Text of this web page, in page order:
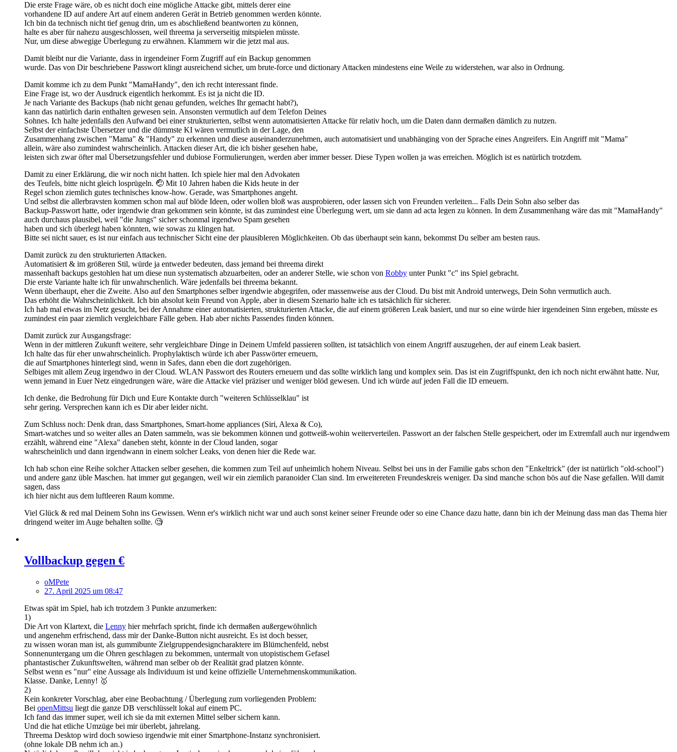
Die erste Frage wäre, ob es nicht doch eine mögliche Attacke gibt, mittels derer eine
vorhandene ID auf andere Art auf einem anderen Gerät in Betrieb genommen werden könnte.
Ich bin da technisch nicht tief genug drin, um es abschließend beantworten zu können,
halte es aber für nahezu ausgeschlossen, weil threema ja serverseitig mitspielen müsste.
Nur, um diese abwegige Überlegung zu erwähnen. Klammern wir die jetzt mal aus.
Damit bleibt nur die Variante, dass in irgendeiner Form Zugriff auf ein Backup genommen
wurde. Das von Dir beschriebene Passwort klingt ausreichend sicher, um brute-force und dictionary Attacken mindestens eine Weile zu widerstehen, war also in Ordnung.
Damit komme ich zu dem Punkt "MamaHandy", den ich recht interessant finde.
Eine Frage ist, wo der Ausdruck eigentlich herkommt. Es ist ja nicht die ID.
Je nach Variante des Backups (hab nicht genau gefunden, welches Ihr gemacht habt?),
kann das natürlich darin enthalten gewesen sein. Ansonsten vermutlich auf dem Telefon Deines
Sohnes. Ich halte jedenfalls den Aufwand bei einer strukturierten, selbst wenn automatisierten Attacke für relativ hoch, um die Daten dann dermaßen dämlich zu nutzen.
Selbst der einfachste Übersetzer und die dümmste KI wären vermutlich in der Lage, den
Zusammenhang zwischen "Mama" & "Handy" zu erkennen und diese auseinanderzunehmen, auch automatisiert und unabhänging von der Sprache eines Angreifers. Ein Angriff mit "Mama"
allein, wäre also zumindest wahrscheinlich. Attacken dieser Art, die ich bisher gesehen habe,
leisten sich zwar öfter mal Übersetzungsfehler und dubiose Formulierungen, werden aber immer besser. Diese Typen wollen ja was erreichen. Möglich ist es natürlich trotzdem.
Damit zu einer Erklärung, die wir noch nicht hatten. Ich spiele hier mal den Advokaten
des Teufels, bitte nicht gleich losprügeln. 🤕 Mit 10 Jahren haben die Kids heute in der
Regel schon ziemlich gutes technisches know-how. Gerade, was Smartphones angeht.
Und selbst die allerbravsten kommen schon mal auf blöde Ideen, oder wollen bloß was ausprobieren, oder lassen sich von Freunden verleiten... Falls Dein Sohn also selber das
Backup-Passwort hatte, oder irgendwie dran gekommen sein könnte, ist das zumindest eine Überlegung wert, um sie dann ad acta legen zu können. In dem Zusammenhang wäre das mit "MamaHandy"
auch durchaus plausibel, weil "die Jungs" sicher schonmal irgendwo Spam gesehen
haben und sich überlegt haben könnten, wie sowas zu klingen hat.
Bitte sei nicht sauer, es ist nur einfach aus technischer Sicht eine der plausibleren Möglichkeiten. Ob das überhaupt sein kann, bekommst Du selber am besten raus.
Damit zurück zu den strukturierten Attacken.
Automatisiert & im größeren Stil, würde ja entweder bedeuten, dass jemand bei threema direkt
massenhaft backups gestohlen hat um diese nun systematisch abzuarbeiten, oder an anderer Stelle, wie schon von Robby unter Punkt "c" ins Spiel gebracht.
Die erste Variante halte ich für unwahrschenlich. Wäre jedenfalls bei threema bekannt.
Wenn überhaupt, eher die Zweite. Also auf den Smartphones selber irgendwie abgegrifen, oder massenweise aus der Cloud. Du bist mit Android unterwegs, Dein Sohn vermutlich auch.
Das erhöht die Wahrscheinlichkeit. Ich bin absolut kein Freund von Apple, aber in diesem Szenario halte ich es tatsächlich für sicherer.
Ich hab mal etwas im Netz gesucht, bei der Annahme einer automatisierten, strukturierten Attacke, die auf einem größeren Leak basiert, und nur so eine würde hier irgendeinen Sinn ergeben, müsste es
zumindest ein paar ziemlich vergleichbare Fälle geben. Hab aber nichts Passendes finden können.
Damit zurück zur Ausgangsfrage:
Wenn in der mittleren Zukunft weitere, sehr vergleichbare Dinge in Deinem Umfeld passieren sollten, ist tatsächlich von einem Angriff auszugehen, der auf einem Leak basiert.
Ich halte das für eher unwahrscheinlich. Prophylaktisch würde ich aber Passwörter erneuern,
die auf Smartphones hinterlegt sind, wenn in Safes, dann eben die dort zugehörigen.
Selbiges mit allem Zeug irgendwo in der Cloud. WLAN Passwort des Routers erneuern und das sollte wirklich lang und komplex sein. Das ist ein Zugriffspunkt, den ich noch nicht erwähnt hatte. Nur,
wenn jemand in Euer Netz eingedrungen wäre, wäre die Attacke viel präziser und weniger blöd gewesen. Und ich würde auf jeden Fall die ID erneuern.
Ich denke, die Bedrohung für Dich und Eure Kontakte durch "weiteren Schlüsselklau" ist
sehr gering. Versprechen kann ich es Dir aber leider nicht.
Zum Schluss noch: Denk dran, dass Smartphones, Smart-home appliances (Siri, Alexa & Co),
Smart-watches und so weiter alles an Daten sammeln, was sie bekommen können und gottweiß-wohin weiterverteilen. Passwort an der falschen Stelle gespeichert, oder im Extremfall auch nur irgendwem
erzählt, während eine "Alexa" daneben steht, könnte in der Cloud landen, sogar
wahrscheinlich und dann irgendwann in einem solcher Leaks, von denen hier die Rede war.
Ich hab schon eine Reihe solcher Attacken selber gesehen, die kommen zum Teil auf unheimlich hohem Niveau. Selbst bei uns in der Familie gabs schon den "Enkeltrick" (der ist natürlich "old-school")
und andere ganz üble Maschen. hat immer gut gegangen, weil wir ein ziemlich paranoider Clan sind. Im erweitereten Freundeskreis weniger. Da sind manche schon bös auf die Nase gefallen. Will damit
sagen, dass
ich hier nicht aus dem luftleeren Raum komme.
Viel Glück & red mal Deinem Sohn ins Gewissen. Wenn er's wirklich nicht war und auch sonst keiner seiner Freunde oder so eine Chance dazu hatte, dann bin ich der Meinung dass man das Thema hier
dringend weiter im Auge behalten sollte. 🧐
Vollbackup gegen €
oMPete
27. April 2025 um 08:47
Etwas spät im Spiel, hab ich trotzdem 3 Punkte anzumerken:
1)
Die Art von Klartext, die Lenny hier mehrfach spricht, finde ich dermaßen außergewöhnlich
und angenehm erfrischend, dass mir der Danke-Button nicht ausreicht. Es ist doch besser,
zu wissen woran man ist, als gummibunte Zielgruppendesigncharaktere im Blümchenfeld, nebst
Sonnenuntergang um die Ohren geschlagen zu bekommen, untermalt von utopistischem Gefasel
phantastischer Zukunftswelten, während man selber ob der Realität grad platzen könnte.
Selbst wenn es "nur" eine Aussage als Individuum ist und keine offizielle Unternehmenskommunikation.
Klasse. Danke, Lenny! 🥇
2)
Kein konkreter Vorschlag, aber eine Beobachtung / Überlegung zum vorliegenden Problem:
Bei openMittsu liegt die ganze DB verschlüsselt lokal auf einem PC.
Ich fand das immer super, weil ich sie da mit externen Mittel selber sichern kann.
Und die hat etliche Umzüge bei mir überlebt, jahrelang.
Threema Desktop wird doch sowieso irgendwie mit einer Smartphone-Instanz synchronisiert.
(ohne lokale DB nehm ich an.)